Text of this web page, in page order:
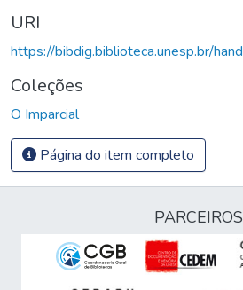
URI
https://bibdig.biblioteca.unesp.br/
Coleções
O Imparcial
Página do item completo
PARCEIROS